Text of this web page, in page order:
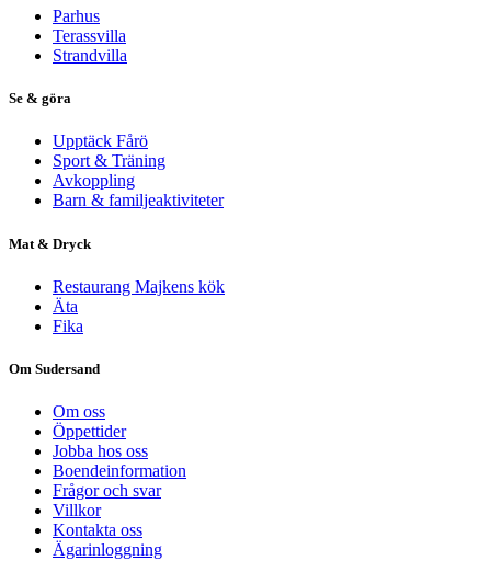
Parhus
Terassvilla
Strandvilla
Se & göra
Upptäck Fårö
Sport & Träning
Avkoppling
Barn & familjeaktiviteter
Mat & Dryck
Restaurang Majkens kök
Äta
Fika
Om Sudersand
Om oss
Öppettider
Jobba hos oss
Boendeinformation
Frågor och svar
Villkor
Kontakta oss
Ägarinloggning